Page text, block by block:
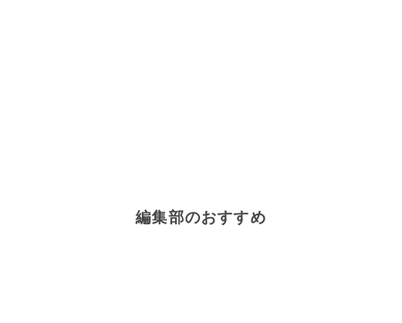
編集部のおすすめ